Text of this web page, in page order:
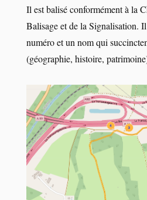
Il est balisé conformément à la
Balisage et de la Signalisation.
numéro et un nom qui
(géographie, histoire,